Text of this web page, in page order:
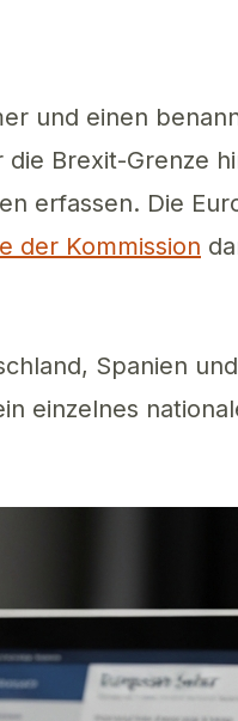
und einen
Brexit-Grenze
erfassen. Die
der Kommission
Spanien
einzelnes